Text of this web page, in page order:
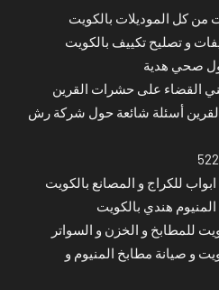
من كل الموديلات بالكويت
و تصليح تكييف بالكويت
صحي هدية
القضاء على حشرات القرين
أسئلة شائعة حول شركة رش
للكراج و المصانع بالكويت
هندي بالكويت
للمطابخ و الخزن و السواتر
و صيانة مطابخ المنيوم و